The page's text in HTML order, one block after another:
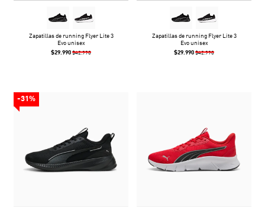
Zapatillas de running Flyer Lite 3
Evo unisex
$29.990 $42.990
Zapatillas de running Flyer Lite 3
Evo unisex
$29.990 $42.990
-31%